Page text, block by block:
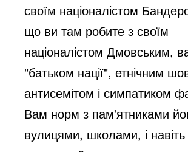
своїм націоналістом
що ви там робите з своїм
націоналістом Дмовським,
"батьком нації", етнічним
антисемітом і симпатиком
Вам норм з пам'ятниками
вулицями, школами, і навіть